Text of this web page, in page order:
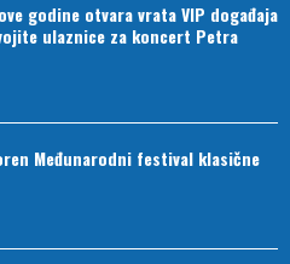
godine otvara vrata VIP događaja
ulaznice za koncert Petra
Međunarodni festival klasične